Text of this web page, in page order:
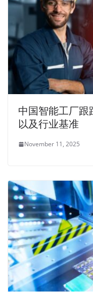
中国智能工厂跟
以及行业基准
November 11, 2025